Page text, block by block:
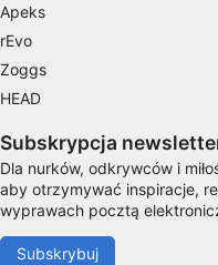
Apeks
rEvo
Zoggs
HEAD
Subskrypcja
Dla nurków, odkrywców i
aby otrzymywać inspiracje,
wyprawach pocztą
Subskrybuj